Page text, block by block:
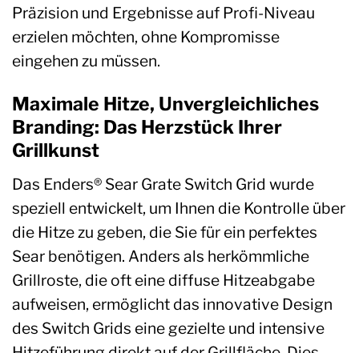
Präzision und Ergebnisse auf Profi-Niveau
erzielen möchten, ohne Kompromisse
eingehen zu müssen.
Maximale Hitze, Unvergleichliches
Branding: Das Herzstück Ihrer
Grillkunst
Das Enders® Sear Grate Switch Grid wurde
speziell entwickelt, um Ihnen die Kontrolle über
die Hitze zu geben, die Sie für ein perfektes
Sear benötigen. Anders als herkömmliche
Grillroste, die oft eine diffuse Hitzeabgabe
aufweisen, ermöglicht das innovative Design
des Switch Grids eine gezielte und intensive